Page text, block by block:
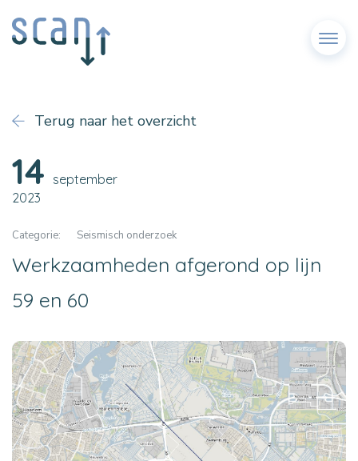
Menu
Terug naar het overzicht
14 september
2023
Categorie: Seismisch onderzoek
Werkzaamheden afgerond op lijn
59 en 60